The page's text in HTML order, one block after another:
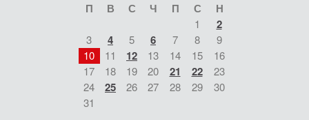
П В С Ч П С Н
1 2
3 4 5 6 7 8
9
10
11 12 13 14 15
16
17
18 19 20 21 22
23
24
25 26 27 28 29
30
31